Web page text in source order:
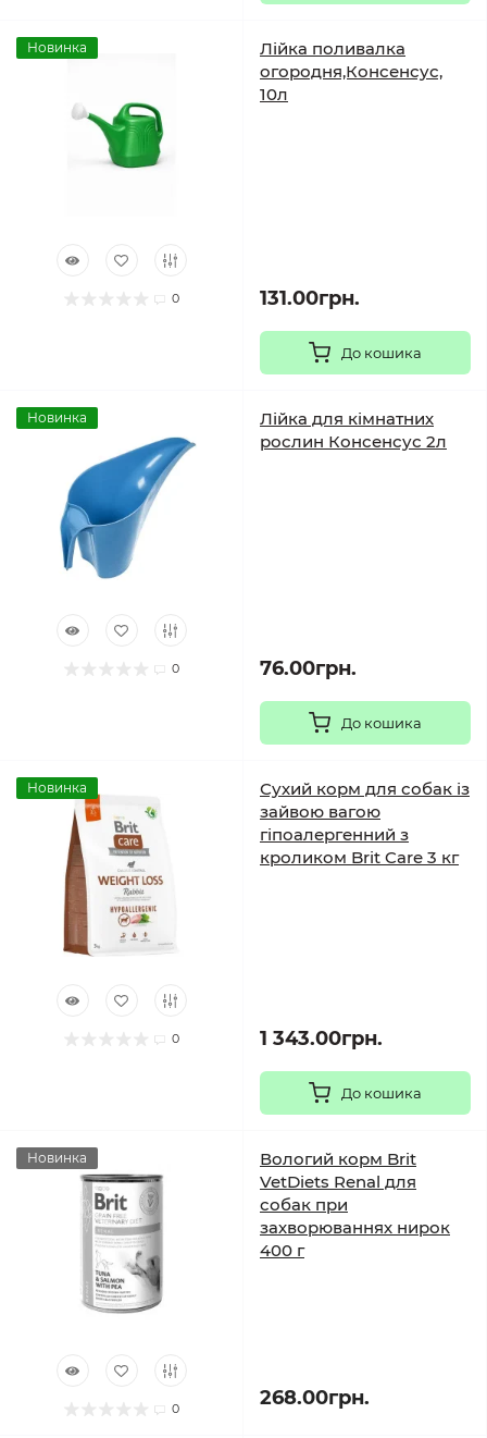
Новинка
0
Лійка поливалка
огородня,Консенсус,
10л
131.00грн.
До кошика
Новинка
0
Лійка для кімнатних
рослин Консенсус 2л
76.00грн.
До кошика
Новинка
0
Сухий корм для собак із
зайвою вагою
гіпоалергенний з
кроликом Brit Care 3 кг
1 343.00грн.
До кошика
Новинка
0
Вологий корм Brit
VetDiets Renal для
собак при
захворюваннях нирок
400 г
268.00грн.